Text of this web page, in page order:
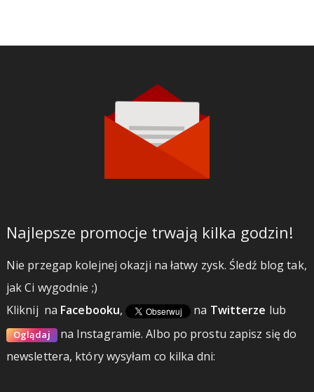
Najlepsze promocje trwają kilka godzin!
Nie przegap kolejnej okazji na łatwy zysk. Śledź blog tak,
jak Ci wygodnie ;)
Kliknij na Facebooku, na Twitterze lub
Oglądaj na Instagramie.Albo po prostu zapisz się do
newslettera, który wysyłam co kilka dni: